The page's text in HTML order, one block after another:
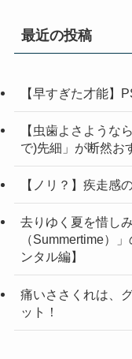
最近の投稿
【早すぎた才能】
【虫歯よさような
で)先細」が断然お
【ノリ？】疾走感
去りゆく夏を惜し
（Summertime）
ンタル編】
痛いささくれは、
ット！